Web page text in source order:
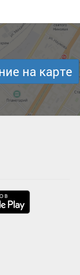
на карте